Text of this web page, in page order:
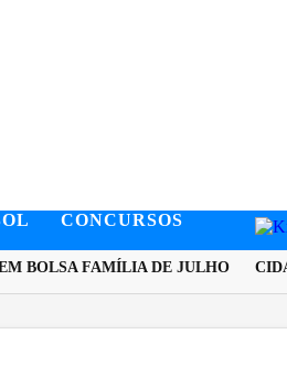
CONCURSOS
FAMÍLIA DE JULHO